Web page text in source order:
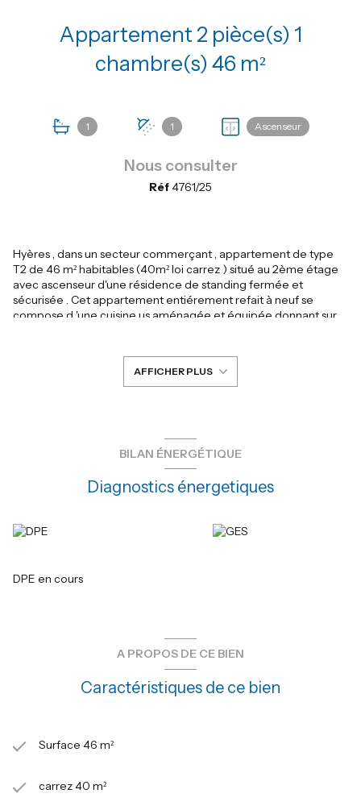
Appartement 2 pièce(s) 1
chambre(s) 46 m²
1 1 Ascenseur
Nous consulter
Réf4761/25
Hyères , dans un secteur commerçant , appartement de type
T2 de 46 m² habitables (40m² loi carrez ) situé au 2ème étage
avec ascenseur d'une résidence de standing fermée et
sécurisée . Cet appartement entiérement refait à neuf se
compose d 'une cuisine us aménagée et équipée donnant sur
grande chambre de 13.97 m² avec de nombreux placard et
ouvrant sur une terrasse de 7.98 m² .
Il est entiérement refait avec du double vitrage , électricité aux
Une cave et un parking collectif à l'immeuble compléte ce bien
Charges 2528€/AN comprenant : eau froide+ chaude+
ascenseur +chauffage + syndic+ espaces verts .
AFFICHER PLUS
BILAN ÉNERGÉTIQUE
Diagnostics énergetiques
DPE en cours
A PROPOS DE CE BIEN
Caractéristiques de ce bien
Surface 46 m²
carrez 40 m²